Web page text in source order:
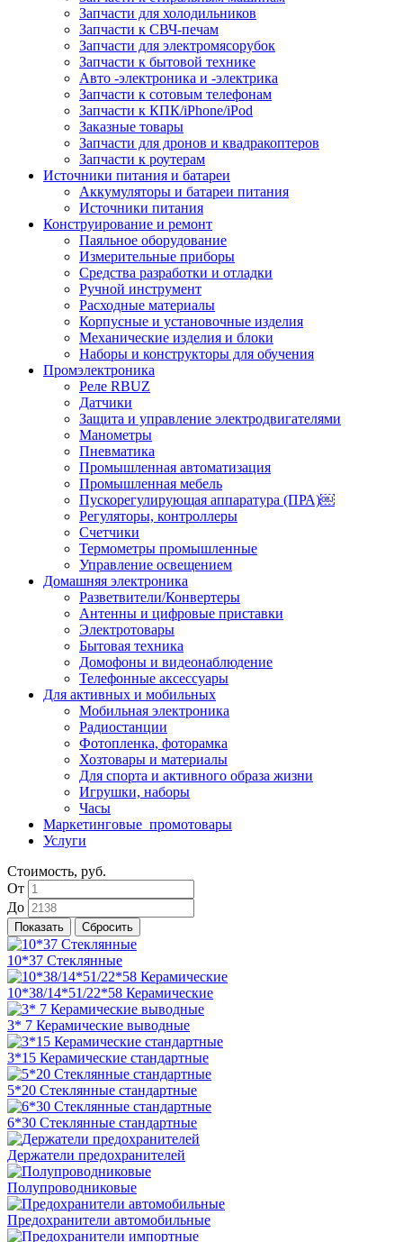
Запчасти для холодильников
Запчасти к СВЧ-печам
Запчасти для электромясорубок
Запчасти к бытовой технике
Авто -электроника и -электрика
Запчасти к сотовым телефонам
Запчасти к КПК/iPhone/iPod
Заказные товары
Запчасти для дронов и квадракоптеров
Запчасти к роутерам
Источники питания и батареи
Аккумуляторы и батареи питания
Источники питания
Конструирование и ремонт
Паяльное оборудование
Измерительные приборы
Средства разработки и отладки
Ручной инструмент
Расходные материалы
Корпусные и установочные изделия
Механические изделия и блоки
Наборы и конструкторы для обучения
Промэлектроника
Реле RBUZ
Датчики
Защита и управление электродвигателями
Манометры
Пневматика
Промышленная автоматизация
Промышленная мебель
Пускорегулирующая аппаратура (ПРА)￼
Регуляторы, контроллеры
Счетчики
Термометры промышленные
Управление освещением
Домашняя электроника
Разветвители/Конвертеры
Антенны и цифровые приставки
Электротовары
Бытовая техника
Домофоны и видеонаблюдение
Телефонные аксессуары
Для активных и мобильных
Мобильная электроника
Радиостанции
Фотопленка, фоторамка
Хозтовары и материалы
Для спорта и активного образа жизни
Игрушки, наборы
Часы
Маркетинговые_промотовары
Услуги
Стоимость, руб.
От
До
10*37 Стеклянные
10*38/14*51/22*58 Керамические
3* 7 Керамические выводные
3*15 Керамические стандартные
5*20 Стеклянные стандартные
6*30 Стеклянные стандартные
Держатели предохранителей
Полупроводниковые
Предохранители автомобильные